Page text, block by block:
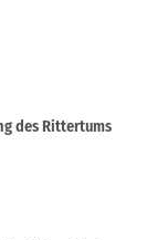
des Rittertums